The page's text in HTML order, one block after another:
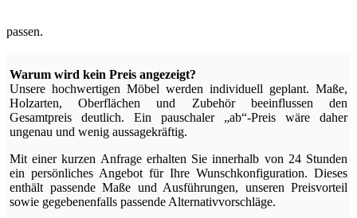
passen.
Warum wird kein Preis angezeigt?
Unsere hochwertigen Möbel werden individuell geplant. Maße,
Holzarten, Oberflächen und Zubehör beeinflussen den
Gesamtpreis deutlich. Ein pauschaler „ab“-Preis wäre daher
ungenau und wenig aussagekräftig.
Mit einer kurzen Anfrage erhalten Sie innerhalb von 24 Stunden
ein persönliches Angebot für Ihre Wunschkonfiguration. Dieses
enthält passende Maße und Ausführungen, unseren Preisvorteil
sowie gegebenenfalls passende Alternativvorschläge.